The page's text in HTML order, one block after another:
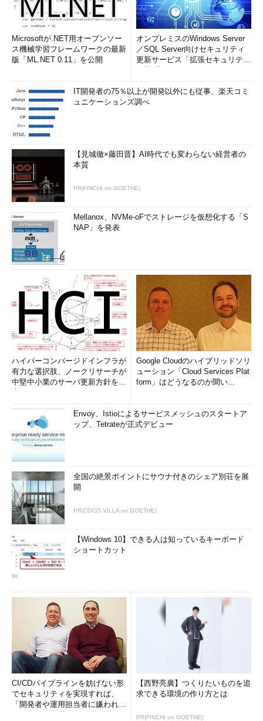
Microsoftが.NET用オープンソー
ス機械学習フレームワークの最新
版「ML.NET 0.11」を公開
オンプレミスのWindows Server
／SQL Server向けセキュリティ
更新サービス「拡張セキュリティ
IT開発者の75％以上が開発以外にも従事、楽天コミ
ュニケーションズ調べ
【見城徹×藤田晋】AI時代でも変わらない経営者の
本質
PR(FINCHI on GOETHE)
Mellanox、NVMe-oFでストレージを仮想化する「S
NAP」を発表
ハイパーコンバージドインフラが
有力な選択肢、ノークリサーチが
中堅中小業のサーバ更新方針を調
Google Cloudのハイブリッドソリ
ューション「Cloud Services Plat
form」はどうなるのか聞い...
Envoy、Istioによるサービスメッシュのスタートア
ップ、Tetrateが正式デビュー
全国の絶景ポイントにサウナ付きのシェア別荘を展
開
PR(COCO VILLA on GOETHE)
【Windows 10】できる人は知っているキーボード
ショートカット
CI/CDパイプラインを妨げない形
でセキュリティを実現すれば、
「開発者や運用担当者に嫌われな
【西野亮廣】つくりたいものを追
求できる環境の作り方とは
PR(FINCHI on GOETHE)